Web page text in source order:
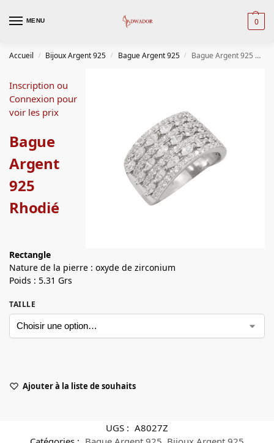
MENU 0
Accueil / Bijoux Argent 925 / Bague Argent 925 / Bague Argent 925 Rhodié
Inscription ou
Connexion pour
voir les prix
Bague
Argent
925
Rhodié
Rectangle
Nature de la pierre : oxyde de zirconium
Poids : 5.31 Grs
TAILLE
Ajouter à la liste de souhaits
UGS : A8027Z